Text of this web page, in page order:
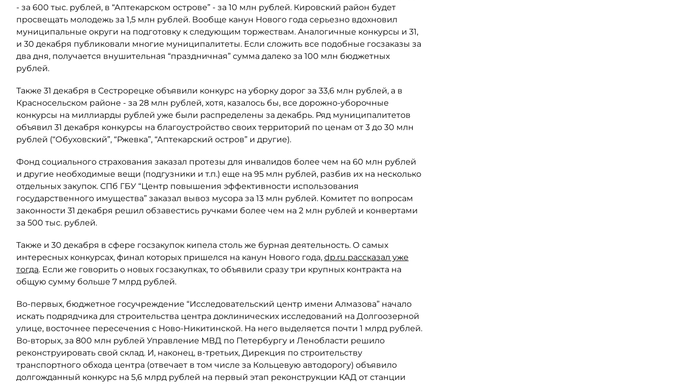
- за 600 тыс. рублей, в “Аптекарском острове” - за 10 млн рублей. Кировский район будет
просвещать молодежь за 1,5 млн рублей. Вообще канун Нового года серьезно вдохновил
муниципальные округи на подготовку к следующим торжествам. Аналогичные конкурсы и 31,
и 30 декабря публиковали многие муниципалитеты. Если сложить все подобные госзаказы за
два дня, получается внушительная “праздничная” сумма далеко за 100 млн бюджетных
рублей.
Также 31 декабря в Сестрорецке объявили конкурс на уборку дорог за 33,6 млн рублей, а в
Красносельском районе - за 28 млн рублей, хотя, казалось бы, все дорожно-уборочные
конкурсы на миллиарды рублей уже были распределены за декабрь. Ряд муниципалитетов
объявил 31 декабря конкурсы на благоустройство своих территорий по ценам от 3 до 30 млн
рублей (“Обуховский”, “Ржевка”, “Аптекарский остров” и другие).
Фонд социального страхования заказал протезы для инвалидов более чем на 60 млн рублей
и другие необходимые вещи (подгузники и т.п.) еще на 95 млн рублей, разбив их на несколько
отдельных закупок. СПб ГБУ “Центр повышения эффективности использования
государственного имущества” заказал вывоз мусора за 13 млн рублей. Комитет по вопросам
законности 31 декабря решил обзавестись ручками более чем на 2 млн рублей и конвертами
за 500 тыс. рублей.
Также и 30 декабря в сфере госзакупок кипела столь же бурная деятельность. О самых
интересных конкурсах, финал которых пришелся на канун Нового года, dp.ru рассказал уже
тогда. Если же говорить о новых госзакупках, то объявили сразу три крупных контракта на
общую сумму больше 7 млрд рублей.
Во-первых, бюджетное госучреждение “Исследовательский центр имени Алмазова” начало
искать подрядчика для строительства центра доклинических исследований на Долгоозерной
улице, восточнее пересечения с Ново-Никитинской. На него выделяется почти 1 млрд рублей.
Во-вторых, за 800 млн рублей Управление МВД по Петербургу и Ленобласти решило
реконструировать свой склад. И, наконец, в-третьих, Дирекция по строительству
транспортного обхода центра (отвечает в том числе за Кольцевую автодорогу) объявило
долгожданный конкурс на 5,6 млрд рублей на первый этап реконструкции КАД от станции